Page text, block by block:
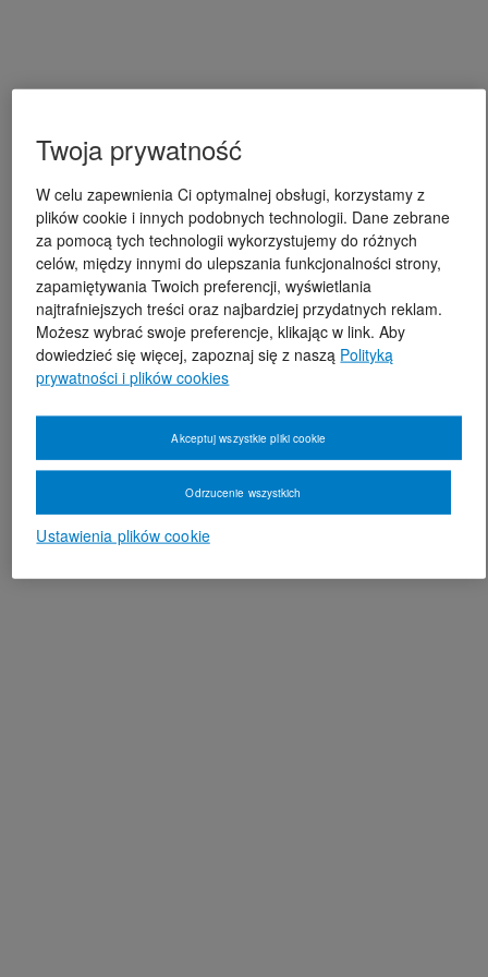
Twoja prywatność
W celu zapewnienia Ci optymalnej obsługi, korzystamy z
plików cookie i innych podobnych technologii. Dane zebrane
za pomocą tych technologii wykorzystujemy do różnych
celów, między innymi do ulepszania funkcjonalności strony,
zapamiętywania Twoich preferencji, wyświetlania
najtrafniejszych treści oraz najbardziej przydatnych reklam.
Możesz wybrać swoje preferencje, klikając w link. Aby
dowiedzieć się więcej, zapoznaj się z naszą Polityką
prywatności i plików cookies
Ustawienia plików cookie
Odrzucenie wszystkich
Akceptuj wszystkie pliki cookie